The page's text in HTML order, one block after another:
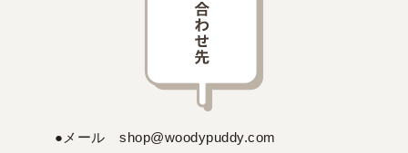
●メール shop@woodypuddy.com